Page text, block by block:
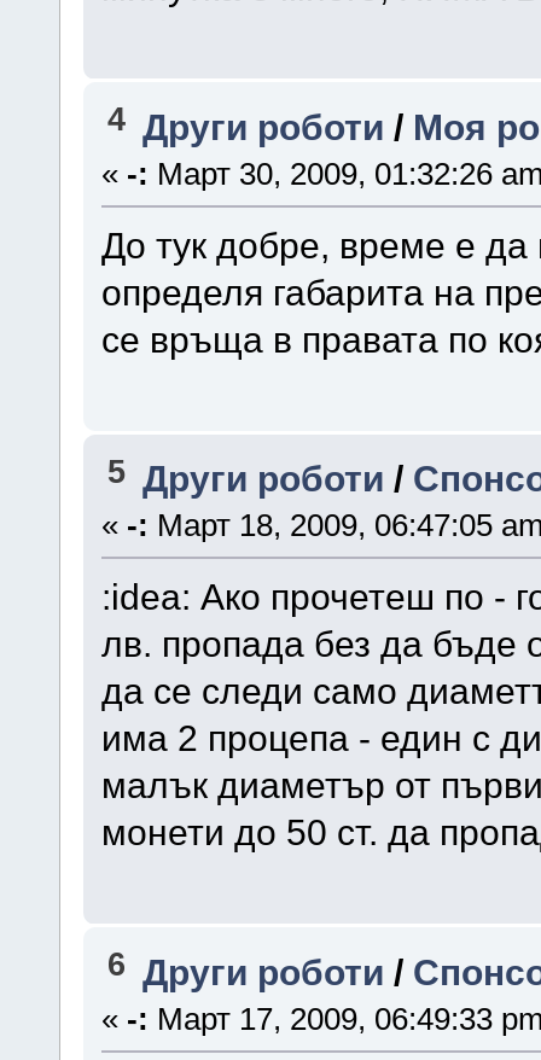
4 Други роботи / Моя
« -: Март 30, 2009, 01:32:26
До тук добре, време е
определя габарита на
се връща в правата по
5 Други роботи /
« -: Март 18, 2009, 06:47:05
:idea: Ако прочетеш по -
лв. пропада без да бъде
да се следи само
има 2 процепа - един с
малък диаметър от
монети до 50 ст. да
6 Други роботи /
« -: Март 17, 2009, 06:49:33